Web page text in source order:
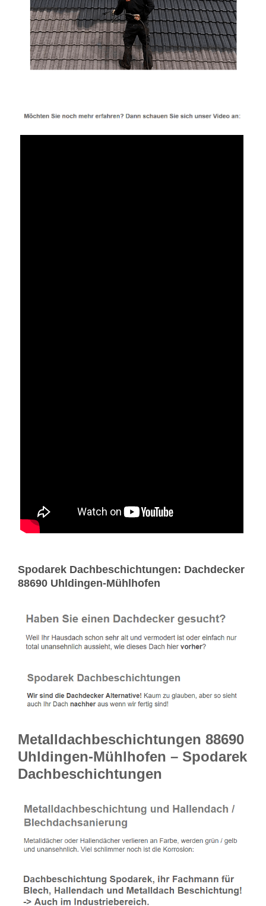
Spodarek Dachbeschichtungen: Dachdecker
88690 Uhldingen-Mühlhofen
Metalldachbeschichtungen 88690
Uhldingen-Mühlhofen – Spodarek
Dachbeschichtungen